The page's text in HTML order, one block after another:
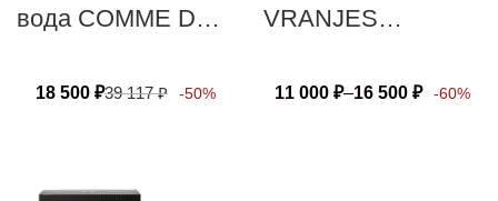
вода COMME DES
WONDEROUD
18 500 ₽39 117₽ -50%
VRANJES
11 000 ₽–16 500 ₽ -60%